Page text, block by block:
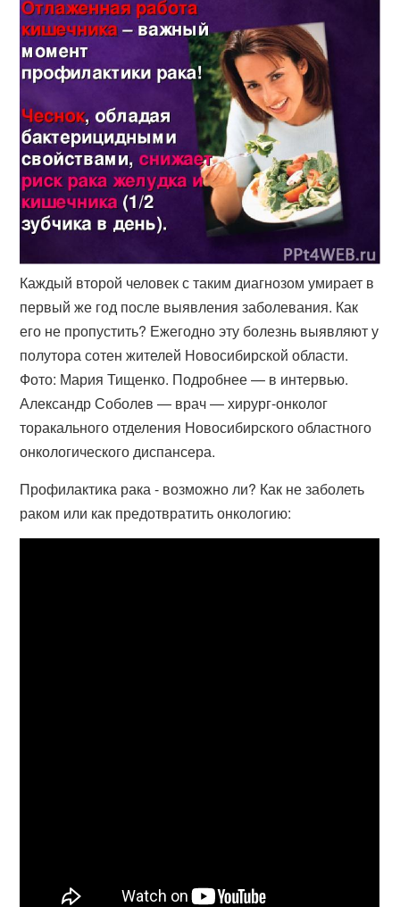
Каждый второй человек с таким диагнозом умирает в
первый же год после выявления заболевания. Как
его не пропустить? Ежегодно эту болезнь выявляют у
полутора сотен жителей Новосибирской области.
Фото: Мария Тищенко. Подробнее — в интервью.
Александр Соболев — врач — хирург-онколог
торакального отделения Новосибирского областного
онкологического диспансера.
Профилактика рака - возможно ли? Как не заболеть
раком или как предотвратить онкологию: